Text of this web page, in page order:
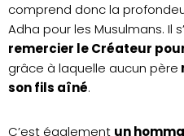
comprend donc la
Adha pour les Musulmans. Il
remercier le Créateur
grâce à laquelle aucun père
son fils aîné.
C’est également un